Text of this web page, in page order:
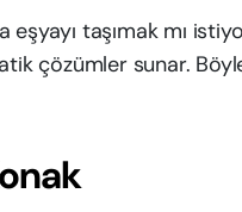
eşyayı taşımak mı
çözümler sunar.